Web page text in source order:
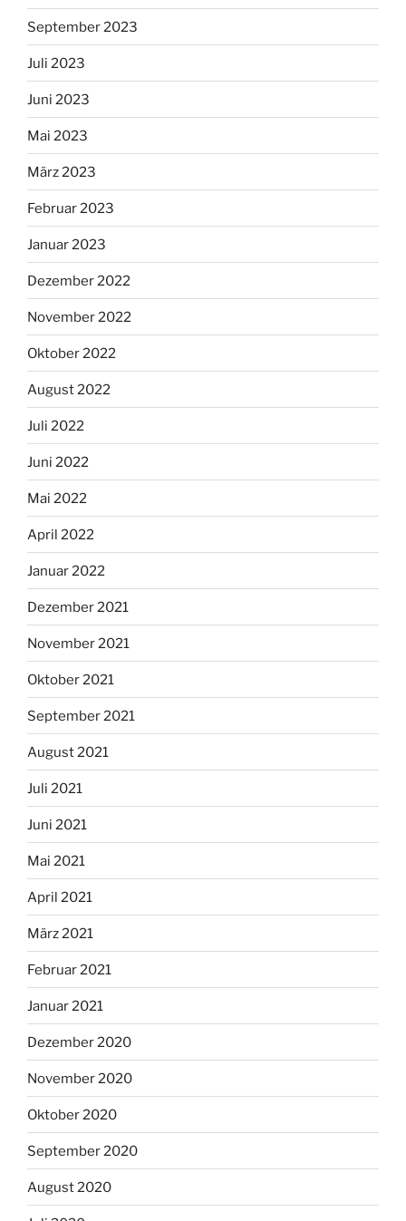
September 2023
Juli 2023
Juni 2023
Mai 2023
März 2023
Februar 2023
Januar 2023
Dezember 2022
November 2022
Oktober 2022
August 2022
Juli 2022
Juni 2022
Mai 2022
April 2022
Januar 2022
Dezember 2021
November 2021
Oktober 2021
September 2021
August 2021
Juli 2021
Juni 2021
Mai 2021
April 2021
März 2021
Februar 2021
Januar 2021
Dezember 2020
November 2020
Oktober 2020
September 2020
August 2020